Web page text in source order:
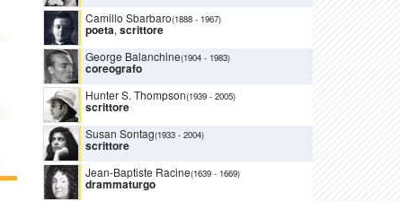
Camillo Sbarbaro(1888 - 1967)
poeta, scrittore
George Balanchine(1904 - 1983)
coreografo
Hunter S. Thompson(1939 - 2005)
scrittore
Susan Sontag(1933 - 2004)
scrittore
Jean-Baptiste Racine(1639 - 1669)
drammaturgo